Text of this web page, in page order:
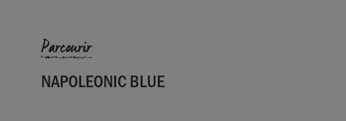
Parcourir
NAPOLEONIC BLUE